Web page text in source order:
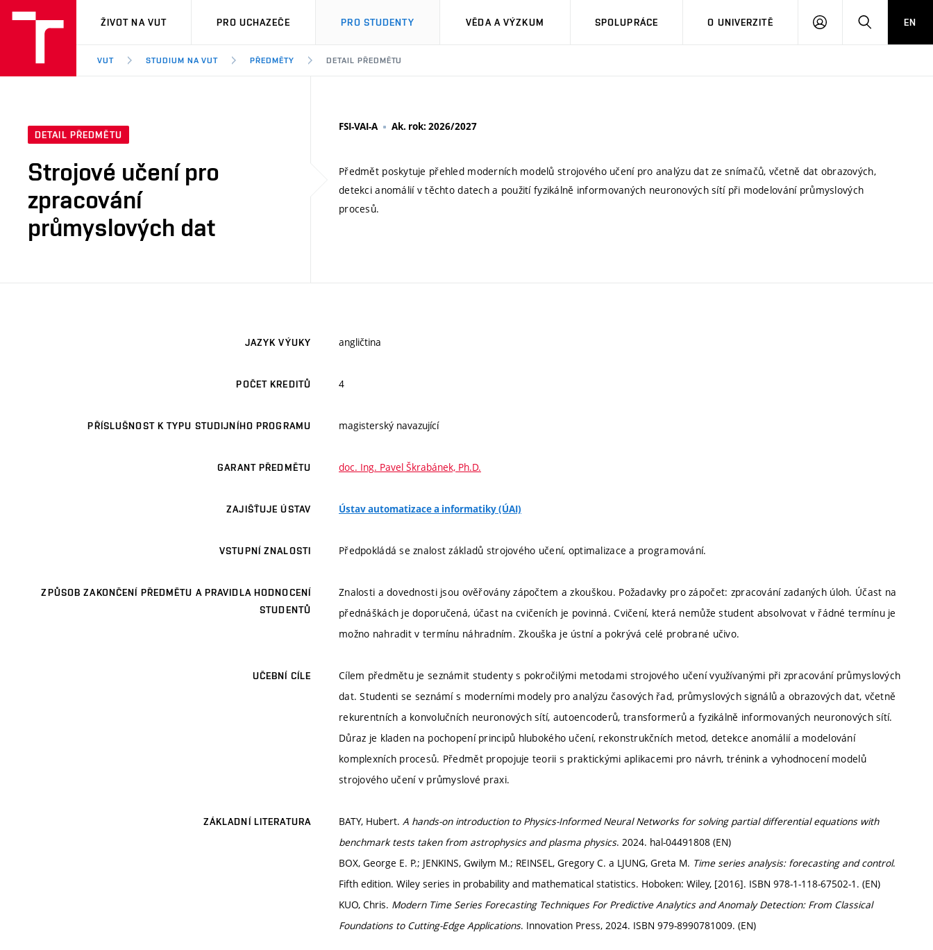
VUT
ŽIVOT NA VUT PRO UCHAZEČE PRO STUDENTY VĚDA A VÝZKUM SPOLUPRÁCE O UNIVERZITĚ
PŘIHLÁSIT HLEDATEN
VUT STUDIUM NA VUT PŘEDMĚTY DETAIL PŘEDMĚTU
DETAIL PŘEDMĚTU
Strojové učení pro
zpracování
průmyslových dat
FSI-VAI-A Ak. rok: 2026/2027
Předmět poskytuje přehled moderních modelů strojového učení pro analýzu dat ze snímačů, včetně dat obrazových,
detekci anomálií v těchto datech a použití fyzikálně informovaných neuronových sítí při modelování průmyslových
procesů.
JAZYK VÝUKY angličtina
POČET KREDITŮ 4
PŘÍSLUŠNOST K TYPU STUDIJNÍHO PROGRAMU magisterský navazující
GARANT PŘEDMĚTU doc. Ing. Pavel Škrabánek, Ph.D.
ZAJIŠŤUJE ÚSTAV Ústav automatizace a informatiky (ÚAI)
VSTUPNÍ ZNALOSTI Předpokládá se znalost základů strojového učení, optimalizace a programování.
ZPŮSOB ZAKONČENÍ PŘEDMĚTU A PRAVIDLA HODNOCENÍ
STUDENTŮ
Znalosti a dovednosti jsou ověřovány zápočtem a zkouškou. Požadavky pro zápočet: zpracování zadaných úloh. Účast na
přednáškách je doporučená, účast na cvičeních je povinná. Cvičení, která nemůže student absolvovat v řádné termínu je
možno nahradit v termínu náhradním. Zkouška je ústní a pokrývá celé probrané učivo.
UČEBNÍ CÍLE
Cílem předmětu je seznámit studenty s pokročilými metodami strojového učení využívanými při zpracování průmyslových
dat. Studenti se seznámí s moderními modely pro analýzu časových řad, průmyslových signálů a obrazových dat, včetně
rekurentních a konvolučních neuronových sítí, autoencoderů, transformerů a fyzikálně informovaných neuronových sítí.
Důraz je kladen na pochopení principů hlubokého učení, rekonstrukčních metod, detekce anomálií a modelování
komplexních procesů. Předmět propojuje teorii s praktickými aplikacemi pro návrh, trénink a vyhodnocení modelů
strojového učení v průmyslové praxi.
ZÁKLADNÍ LITERATURA BATY, Hubert. A hands-on introduction to Physics-Informed Neural Networks for solving partial differential equations with
benchmark tests taken from astrophysics and plasma physics. 2024. hal-04491808 (EN)
BOX, George E. P.; JENKINS, Gwilym M.; REINSEL, Gregory C. a LJUNG, Greta M. Time series analysis: forecasting and control.
Fifth edition. Wiley series in probability and mathematical statistics. Hoboken: Wiley, [2016]. ISBN 978-1-118-67502-1. (EN)
KUO, Chris. Modern Time Series Forecasting Techniques For Predictive Analytics and Anomaly Detection: From Classical
Foundations to Cutting-Edge Applications. Innovation Press, 2024. ISBN 979-8990781009. (EN)